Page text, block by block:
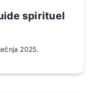
spirituel
2025.